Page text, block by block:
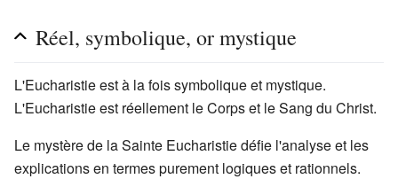
Réel, symbolique, or mystique
L'Eucharistie est à la fois symbolique et mystique.
L'Eucharistie est réellement le Corps et le Sang du Christ.
Le mystère de la Sainte Eucharistie défie l'analyse et les
explications en termes purement logiques et rationnels.